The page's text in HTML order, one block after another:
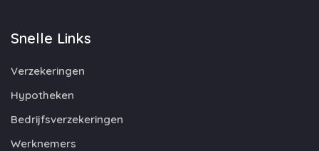
Snelle Links
Verzekeringen
Hypotheken
Bedrijfsverzekeringen
Werknemers